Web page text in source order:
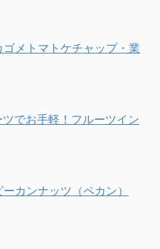
メトマトケチャップ・業
ツでお手軽！フルーツイン
カンナッツ（ペカン）